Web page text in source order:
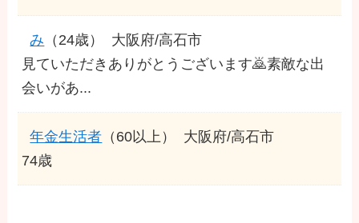
み （24歳）
大阪府/高石市
見ていただきありがとうございます🙇素敵な出
会いがあ...
年金生活者 （60以上）
大阪府/高石市
74歳